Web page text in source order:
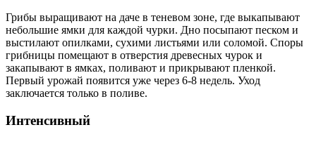
Грибы выращивают на даче в теневом зоне, где выкапывают
небольшие ямки для каждой чурки. Дно посыпают песком и
выстилают опилками, сухими листьями или соломой. Споры
грибницы помещают в отверстия древесных чурок и
закапывают в ямках, поливают и прикрывают пленкой.
Первый урожай появится уже через 6-8 недель. Уход
заключается только в поливе.
Интенсивный